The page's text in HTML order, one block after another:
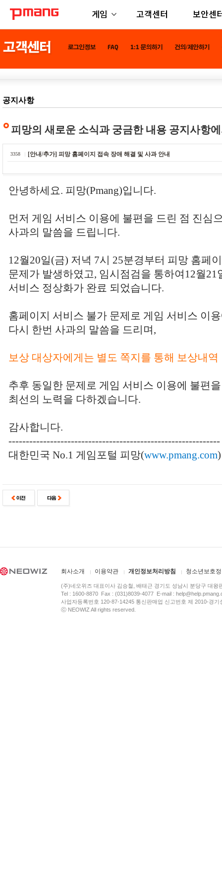
게임 고객센터 보안센
공지사항
피망의 새로운 소식과 궁금한 내용 공지사항
3358 [안내/추가] 피망 홈페이지 접속 장애 해결 및 사과 안내
안녕하세요. 피망(Pmang)입니다.
먼저 게임 서비스 이용에 불편을 드린 점 진심
사과의 말씀을 드립니다.
12월20일(금) 저녁 7시 25분경부터 피망 홈페
문제가 발생하였고, 임시점검을 통하여12월21
서비스 정상화가 완료 되었습니다.
홈페이지 서비스 불가 문제로 게임 서비스 이
다시 한번 사과의 말씀을 드리며,
보상 대상자에게는 별도 쪽지를 통해 보상내
추후 동일한 문제로 게임 서비스 이용에 불편
최선의 노력을 다하겠습니다.
감사합니다.
-------------------------------------------------------------
대한민국 No.1 게임포털 피망(www.pmang.com)
회사소개 이용약관 개인정보처리방침 청소년보호
(주)네오위즈 대표이사 김승철, 배태근 경기도 성남시 분당구 대왕
Tel : 1600-8870 Fax : (031)8039-4077 E-mail :
사업자등록번호 120-87-14245 통신판매업 신고번호 제 2010-경
ⓒ NEOWIZ All rights reserved.